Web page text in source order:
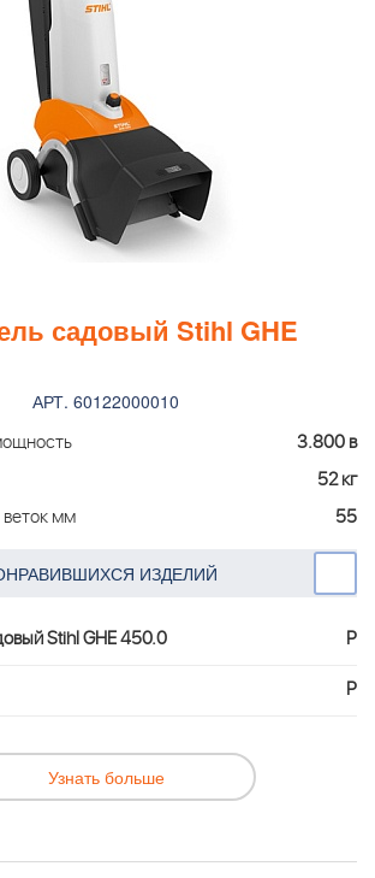
садовый Stihl GHE
АРТ. 60122000010
3.800 в
52 кг
мм
55
ИЗДЕЛИЙ
Stihl GHE 450.0
Р
Р
Узнать больше